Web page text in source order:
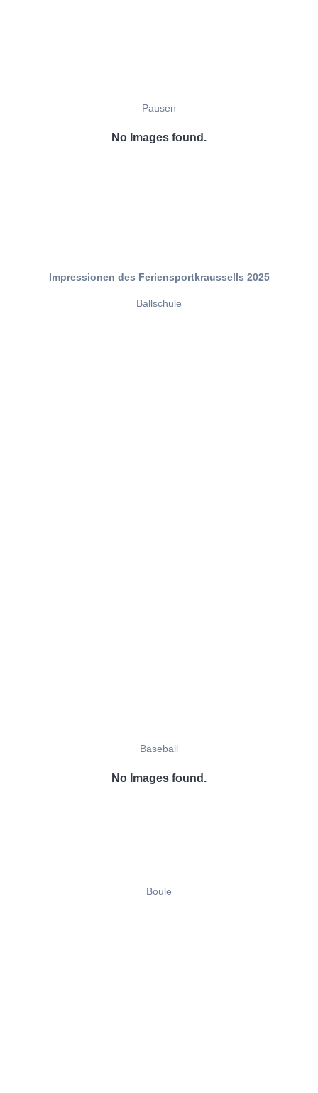
Pausen
No Images found.
Impressionen des Feriensportkraussells 2025
Ballschule
Baseball
No Images found.
Boule